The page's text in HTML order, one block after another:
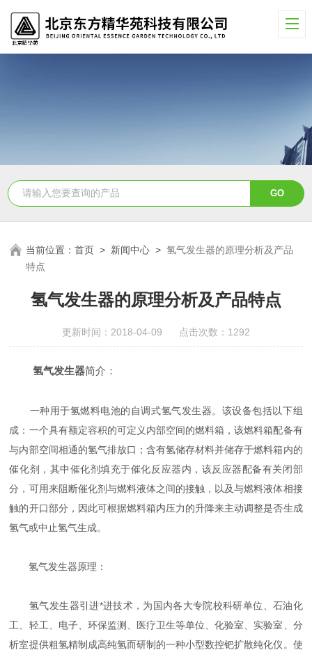
当前位置：首页 > 新闻中心 >氢气发生器的原理分析及产品
特点
氢气发生器的原理分析及产品特点
更新时间：2018-04-09 点击次数：1292
氢气发生器简介：
一种用于氢燃料电池的自调式氢气发生器。该设备包括以下组
成：一个具有额定容积的可定义内部空间的燃料箱，该燃料箱配备有
与内部空间相通的氢气排放口；含有氢储存材料并储存于燃料箱内的
催化剂，其中催化剂填充于催化反应器内，该反应器配备有关闭部
分，可用来阻断催化剂与燃料液体之间的接触，以及与燃料液体相接
触的开口部分，因此可根据燃料箱内压力的升降来主动调整是否生成
氢气或中止氢气生成。
氢气发生器原理：
氢气发生器引进*进技术，为国内各大专院校科研单位、石油化
工、轻工、电子、环保监测、医疗卫生等单位、化验室、实验室、分
析室提供粗氢精制成高纯氢而研制的一种小型数控钯扩散纯化仪。使